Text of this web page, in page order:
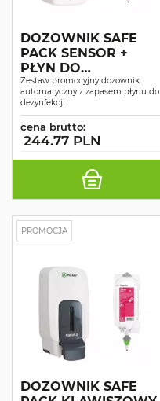
DOZOWNIK SAFE
PACK SENSOR +
PŁYN DO
DEZYNFEKCJI SINE
CID H1
Zestaw promocyjny dozownik
automatyczny z zapasem płynu do
dezynfekcji
cena brutto:
244.77 PLN
PROMOCJA
DOZOWNIK SAFE